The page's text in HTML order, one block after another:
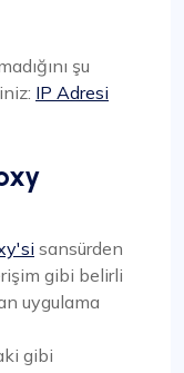
şu
IP Adresi
sansürden
gibi belirli
uygulama
gibi